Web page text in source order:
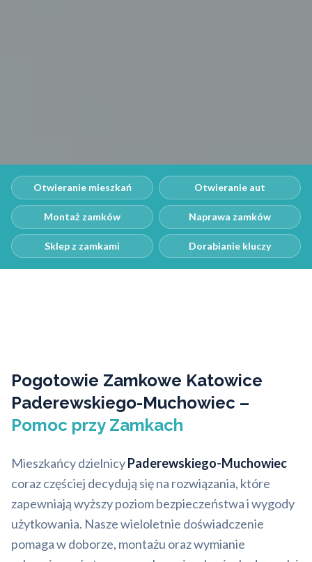
Otwieranie mieszkań Otwieranie aut
Montaż zamków Naprawa zamków
Sklep z zamkami Dorabianie kluczy
Pogotowie Zamkowe Katowice
Paderewskiego-Muchowiec –
Pomoc przy Zamkach
Mieszkańcy dzielnicyPaderewskiego-Muchowiec
coraz częściej decydują się na rozwiązania, które
zapewniają wyższy poziom bezpieczeństwa i wygody
użytkowania. Nasze wieloletnie doświadczenie
pomaga w doborze, montażu oraz wymianie